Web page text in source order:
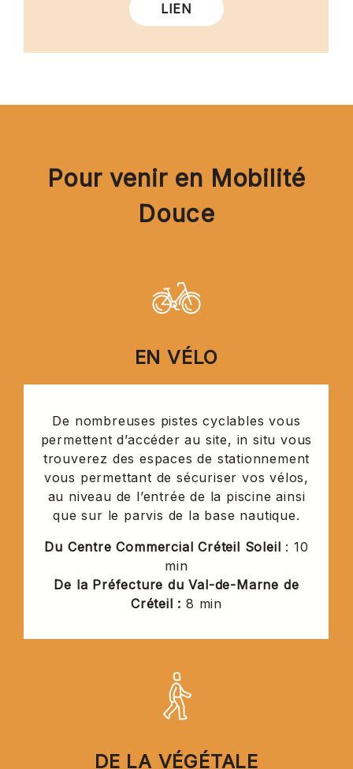
LIEN
Pour venir en Mobilité
Douce
EN VÉLO
De nombreuses pistes cyclables vous
permettent d’accéder au site, in situ vous
trouverez des espaces de stationnement
vous permettant de sécuriser vos vélos,
au niveau de l’entrée de la piscine ainsi
que sur le parvis de la base nautique.
Du Centre Commercial Créteil Soleil : 10
min
De la Préfecture du Val-de-Marne de
Créteil : 8 min
DE LA VÉGÉTALE